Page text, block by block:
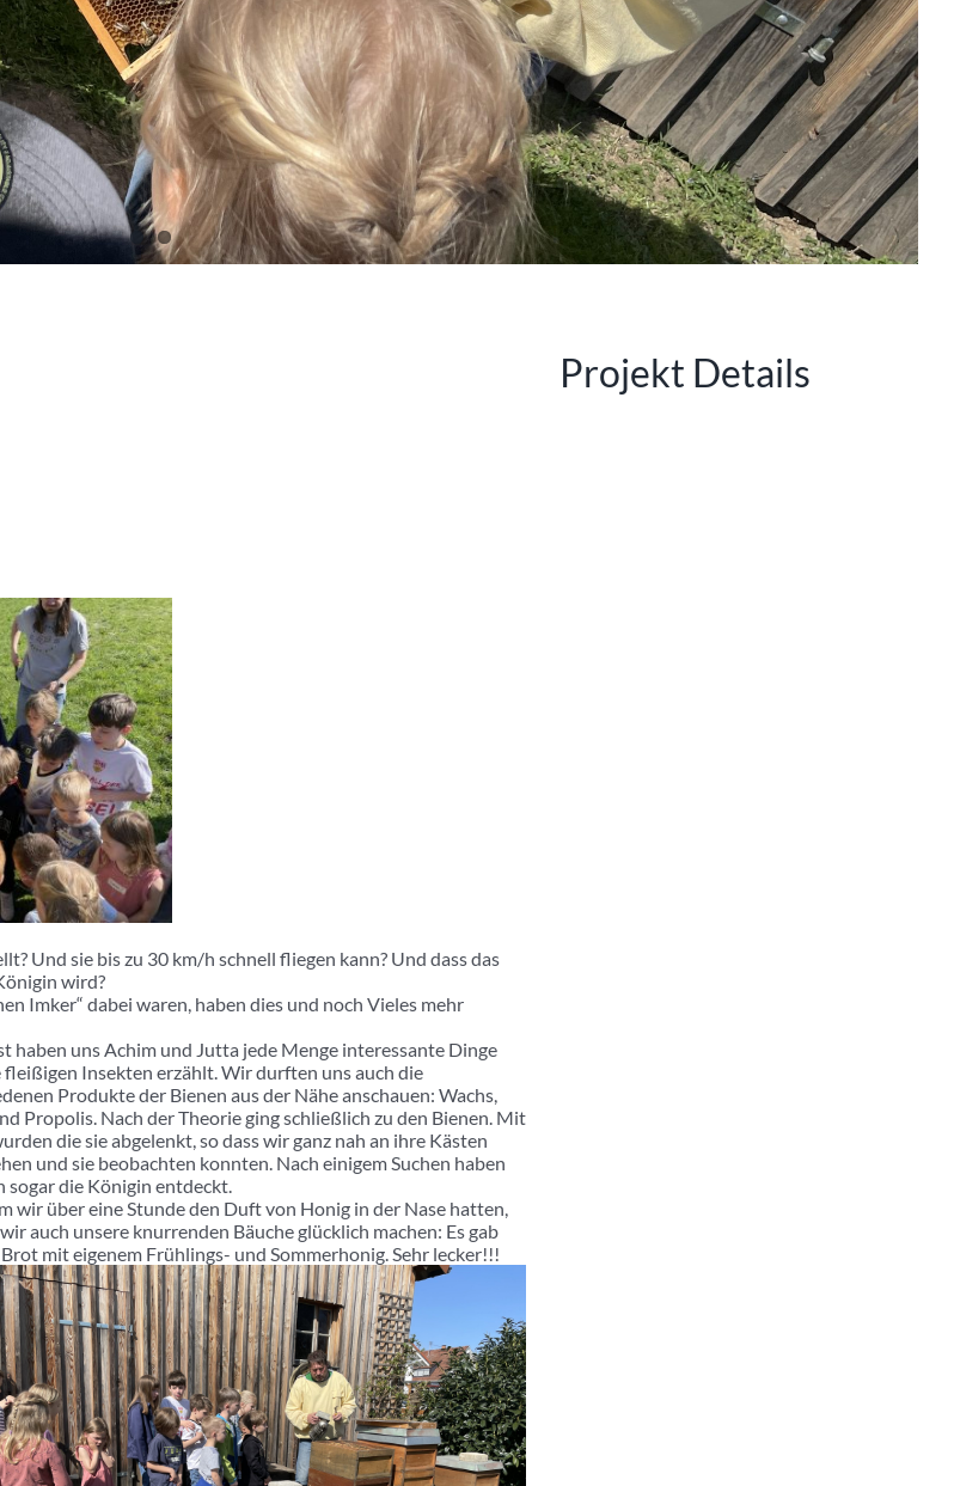
Und sie bis zu 30 km/h schnell fliegen kann? Und dass das
wird?
Imker“ dabei waren, haben dies und noch Vieles mehr
haben uns Achim und Jutta jede Menge interessante Dinge
fleißigen Insekten erzählt. Wir durften uns auch die
Produkte der Bienen aus der Nähe anschauen: Wachs,
Propolis. Nach der Theorie ging schließlich zu den Bienen. Mit
die sie abgelenkt, so dass wir ganz nah an ihre Kästen
und sie beobachten konnten. Nach einigem Suchen haben
sogar die Königin entdeckt.
wir über eine Stunde den Duft von Honig in der Nase hatten,
auch unsere knurrenden Bäuche glücklich machen: Es gab
mit eigenem Frühlings- und Sommerhonig. Sehr lecker!!!
Projekt Details